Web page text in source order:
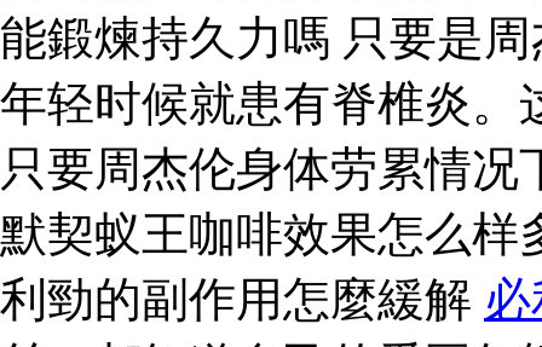
能鍛煉持久力嗎 只要是
年轻时候就患有脊椎炎。
只要周杰伦身体劳累情
默契蚁王咖啡效果怎么样
利勁的副作用怎麼緩解